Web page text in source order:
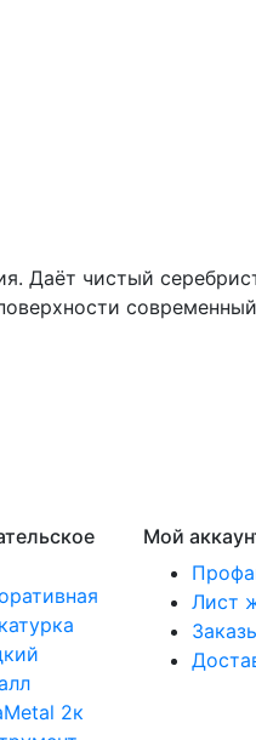
Даёт чистый
2к
Мой
Лист